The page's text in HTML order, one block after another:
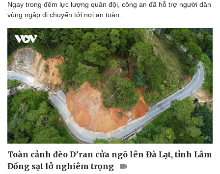
Ngay trong đêm lực lượng quân đội, công an đã hỗ trợ người dân
vùng ngập di chuyển tới nơi an toàn.
Toàn cảnh đèo D’ran cửa ngõ lên Đà Lạt, tỉnh Lâm
Đồng sạt lở nghiêm trọng